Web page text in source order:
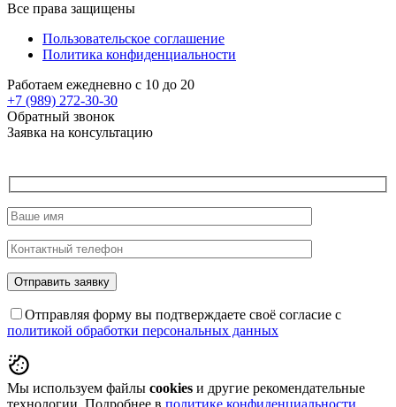
Все права защищены
Пользовательское соглашение
Политика конфиденциальности
Работаем ежедневно с 10 до 20
+7 (989) 272-30-30
Обратный звонок
Заявка на консультацию
Отправляя форму вы подтверждаете своё согласие с
политикой обработки персональных данных
Мы используем файлы cookies и другие рекомендательные